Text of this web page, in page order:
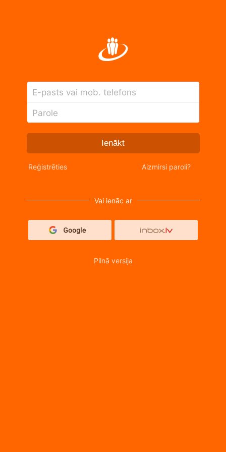
E-pasts vai mob. telefons
Parole
Ienākt
Reģistrēties Aizmirsi paroli?
Vai ienāc ar
Pilnā versija